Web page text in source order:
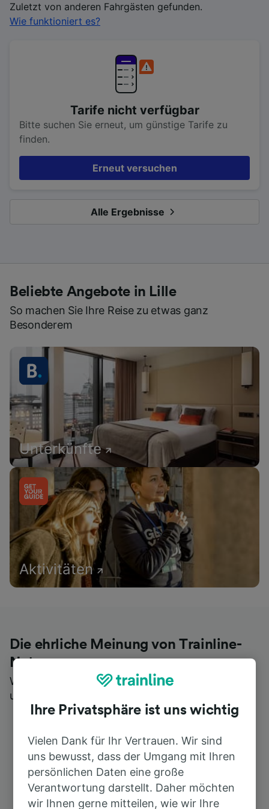
Zuletzt von anderen Fahrgästen gefunden.
Wie funktioniert es?
Tarife nicht verfügbar
Bitte suchen Sie erneut, um günstige Tarife zu
finden.
Erneut versuchen
Alle Ergebnisse
Beliebte Angebote in Lille
So machen Sie Ihre Reise zu etwas ganz
Besonderem
Unterkünfte
Aktivitäten
Die ehrliche Meinung von Trainline-
Nutzern
Wer könnte Ihnen besseres Feedback geben als
unsere Kunden selbst?
Ihre Privatsphäre ist uns wichtig
Vielen Dank für Ihr Vertrauen. Wir sind
uns bewusst, dass der Umgang mit Ihren
persönlichen Daten eine große
Verantwortung darstellt. Daher möchten
wir Ihnen gerne mitteilen, wie wir Ihre